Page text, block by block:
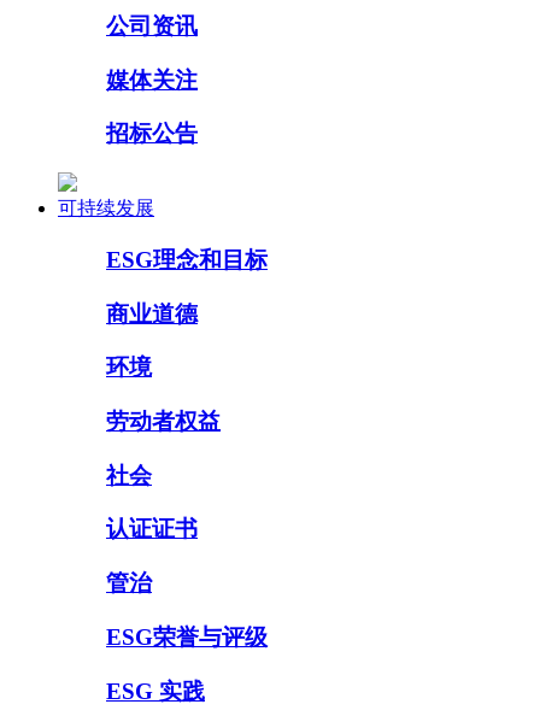
公司资讯
媒体关注
招标公告
可持续发展
ESG理念和目标
商业道德
环境
劳动者权益
社会
认证证书
管治
ESG荣誉与评级
ESG 实践